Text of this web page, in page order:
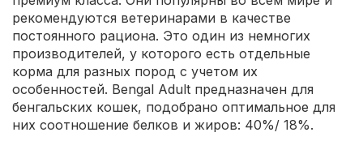
рекомендуются ветеринарами в качестве
постоянного рациона. Это один из немногих
производителей, у которого есть отдельные
корма для разных пород с учетом их
особенностей. Bengal Adult предназначен для
бенгальских кошек, подобрано оптимальное для
них соотношение белков и жиров: 40%/ 18%.